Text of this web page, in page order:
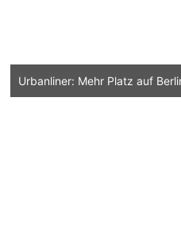
Urbanliner: Mehr Platz auf